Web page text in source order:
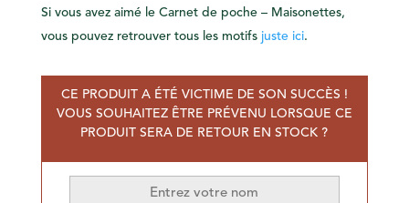
Si vous avez aimé le Carnet de poche – Maisonettes,
vous pouvez retrouver tous les motifs juste ici.
CE PRODUIT A ÉTÉ VICTIME DE SON SUCCÈS !
VOUS SOUHAITEZ ÊTRE PRÉVENU LORSQUE CE
PRODUIT SERA DE RETOUR EN STOCK ?